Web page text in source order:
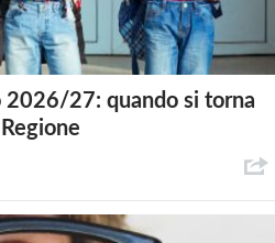
2026/27: quando si torna